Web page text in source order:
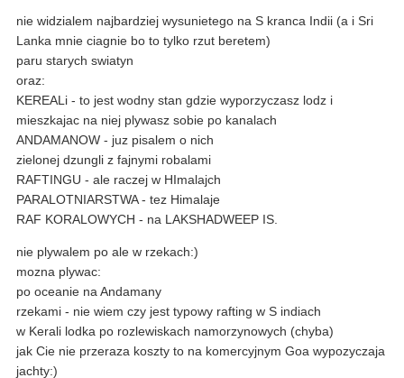
nie widzialem najbardziej wysunietego na S kranca Indii (a i Sri
Lanka mnie ciagnie bo to tylko rzut beretem)
paru starych swiatyn
oraz:
KEREALi - to jest wodny stan gdzie wyporzyczasz lodz i
mieszkajac na niej plywasz sobie po kanalach
ANDAMANOW - juz pisalem o nich
zielonej dzungli z fajnymi robalami
RAFTINGU - ale raczej w HImalajch
PARALOTNIARSTWA - tez Himalaje
RAF KORALOWYCH - na LAKSHADWEEP IS.
nie plywalem po ale w rzekach:)
mozna plywac:
po oceanie na Andamany
rzekami - nie wiem czy jest typowy rafting w S indiach
w Kerali lodka po rozlewiskach namorzynowych (chyba)
jak Cie nie przeraza koszty to na komercyjnym Goa wypozyczaja
jachty:)